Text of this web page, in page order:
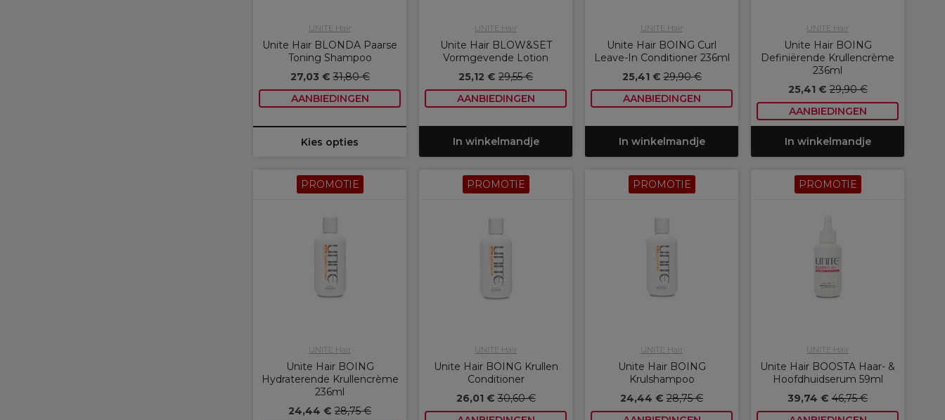
UNITE Hair
Unite Hair BLONDA Paarse
Toning Shampoo
27,03 €31,80 €
AANBIEDINGEN
Kies opties
UNITE Hair
Unite Hair BLOW&SET
Vormgevende Lotion
25,12 € 29,55 €
AANBIEDINGEN
In winkelmandje
UNITE Hair
Unite Hair BOING Curl
Leave-In Conditioner 236ml
25,41 €29,90 €
AANBIEDINGEN
In winkelmandje
UNITE Hair
Unite Hair BOING
Definiërende Krullencrème
236ml
25,41 €29,90 €
AANBIEDINGEN
In winkelmandje
PROMOTIE
UNITE Hair
Unite Hair BOING
Hydraterende Krullencrème
236ml
24,44 € 28,75 €
PROMOTIE
UNITE Hair
Unite Hair BOING Krullen
Conditioner
26,01 €30,60 €
PROMOTIE
UNITE Hair
Unite Hair BOING
Krulshampoo
24,44 € 28,75 €
PROMOTIE
UNITE Hair
Unite Hair BOOSTA Haar- &
Hoofdhuidserum 59ml
39,74 € 46,75 €